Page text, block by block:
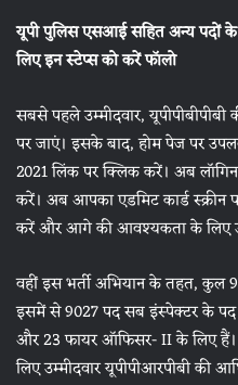
यूपी पुलिस एसआई सहित अन्य पदों के
लिए इन स्टेप्स को करें फॉलो
सबसे पहले उम्मीदवार,
पर जाएं। इसके बाद, होम पेज पर
2021 लिंक पर क्लिक करें। अब
करें। अब आपका एडमिट कार्ड स्क्रीन
करें और आगे की आवश्यकता के लिए
वहीं इस भर्ती अभियान के तहत, कुल
इसमें से 9027 पद सब इंस्पेक्टर के
और 23 फायर ऑफिसर- II के लिए
लिए उम्मीदवार यूपीपीआरपीबी की